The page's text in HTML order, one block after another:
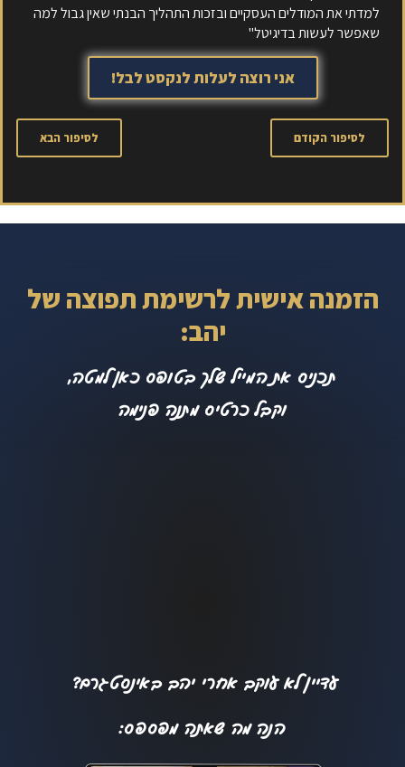
למדתי את המודלים העסקיים ובזכות התהליך הבנתי שאין גבול למה
שאפשר לעשות בדיגיטל"
אני רוצה לעלות לנקסט לבל!
לסיפור הקודם לסיפור הבא
הזמנה אישית לרשימת תפוצה של
יהב:
תכניס את המייל שלך בטופס כאן למטה,
וקבל כרטיס מתנה פנימה
עדיין לא עוקב אחרי יהב באינסטגרם?
הנה מה שאתה מפספס: